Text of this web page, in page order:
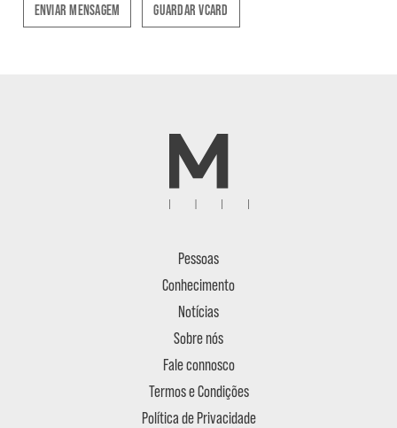
ENVIAR MENSAGEM GUARDAR VCARD
Pessoas
Conhecimento
Notícias
Sobre nós
Fale connosco
Termos e Condições
Política de Privacidade